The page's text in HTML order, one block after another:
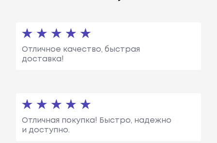
Отличное качество, быстрая
доставка!
Отличная покупка! Быстро, надежно
и доступно.